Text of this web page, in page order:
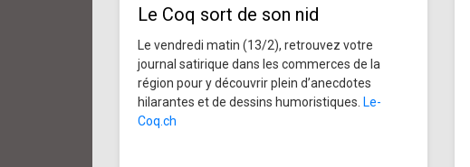
Le Coq sort de son nid
Le vendredi matin (13/2), retrouvez votre
journal satirique dans les commerces de la
région pour y découvrir plein d’anecdotes
hilarantes et de dessins humoristiques. Le-
Coq.ch